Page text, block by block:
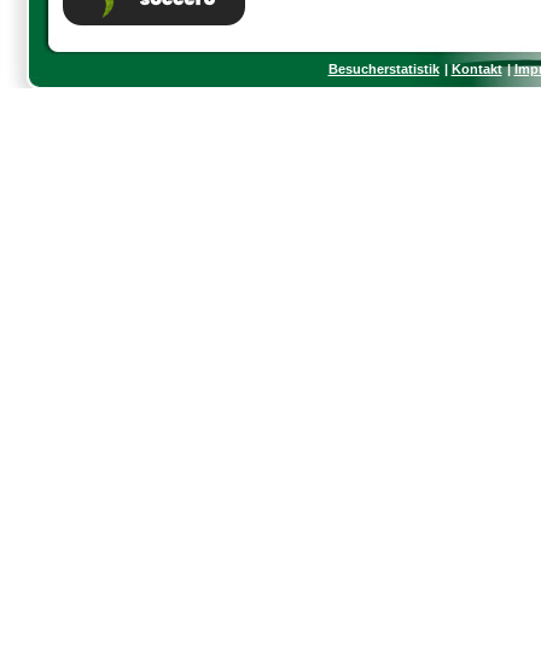
Besucherstatistik Kontakt